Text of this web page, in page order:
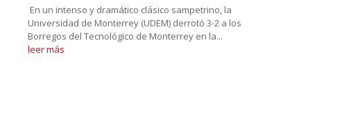
En un intenso y dramático clásico sampetrino, la
Universidad de Monterrey (UDEM) derrotó 3-2 a los
Borregos del Tecnológico de Monterrey en la...
leer más